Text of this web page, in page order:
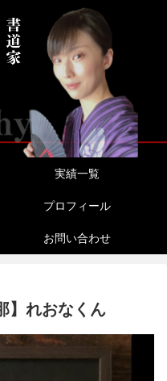
実績一覧
プロフィール
お問い合わせ
】れおなくん